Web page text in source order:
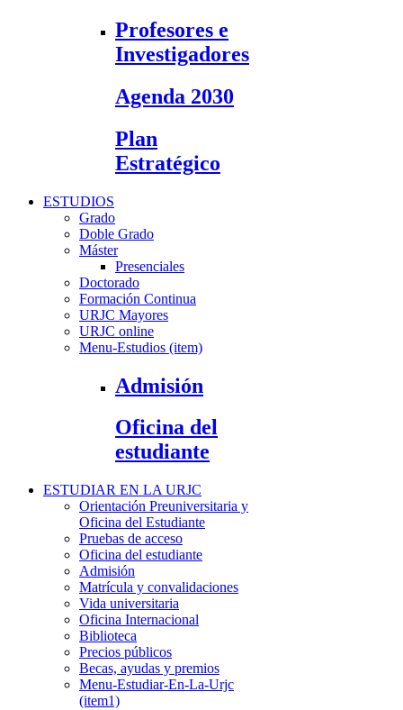
Profesores e
Investigadores
Agenda 2030
Plan
Estratégico
ESTUDIOS
Grado
Doble Grado
Máster
Presenciales
Doctorado
Formación Continua
URJC Mayores
URJC online
Menu-Estudios (item)
Admisión
Oficina del
estudiante
ESTUDIAR EN LA URJC
Orientación Preuniversitaria y
Oficina del Estudiante
Pruebas de acceso
Oficina del estudiante
Admisión
Matrícula y convalidaciones
Vida universitaria
Oficina Internacional
Biblioteca
Precios públicos
Becas, ayudas y premios
Menu-Estudiar-En-La-Urjc
(item1)